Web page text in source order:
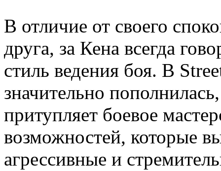
В отличие от своего
друга, за Кена всегда
стиль ведения боя. В
значительно
притупляет боевое
возможностей, которые
агрессивные и